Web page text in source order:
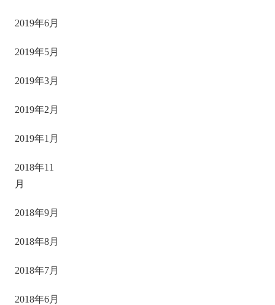
2019年6月
2019年5月
2019年3月
2019年2月
2019年1月
2018年11
月
2018年9月
2018年8月
2018年7月
2018年6月